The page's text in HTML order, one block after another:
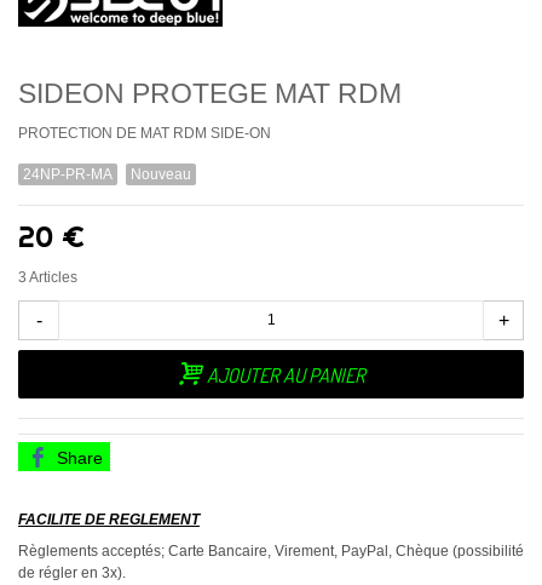
SIDEON PROTEGE MAT RDM
PROTECTION DE MAT RDM SIDE-ON
24NP-PR-MA Nouveau
20 €
3 Articles
- +
AJOUTER AU PANIER
Share
FACILITE DE REGLEMENT
Règlements acceptés; Carte Bancaire, Virement, PayPal, Chèque (possibilité
de régler en 3x).